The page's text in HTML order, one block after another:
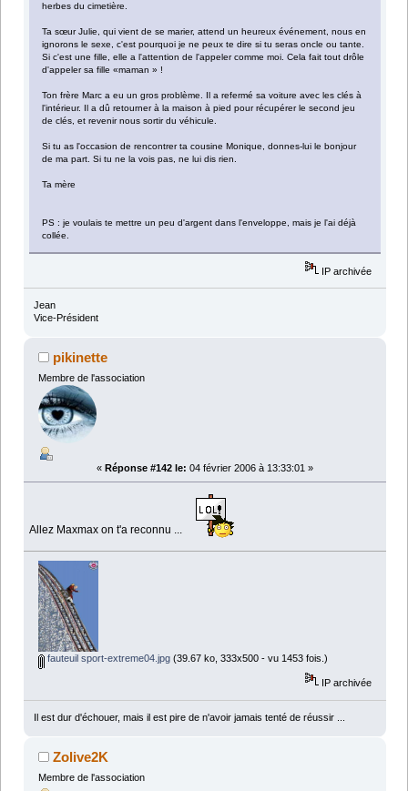
herbes du cimetière.
Ta sœur Julie, qui vient de se marier, attend un heureux événement, nous en
ignorons le sexe, c'est pourquoi je ne peux te dire si tu seras oncle ou tante.
Si c'est une fille, elle a l'attention de l'appeler comme moi. Cela fait tout drôle
d'appeler sa fille «maman » !
Ton frère Marc a eu un gros problème. Il a refermé sa voiture avec les clés à
l'intérieur. Il a dû retourner à la maison à pied pour récupérer le second jeu
de clés, et revenir nous sortir du véhicule.
Si tu as l'occasion de rencontrer ta cousine Monique, donnes-lui le bonjour
de ma part. Si tu ne la vois pas, ne lui dis rien.
Ta mère
PS : je voulais te mettre un peu d'argent dans l'enveloppe, mais je l'ai déjà
collée.
IP archivée
Jean
Vice-Président
pikinette
Membre de l'association
« Réponse #142 le: 04 février 2006 à 13:33:01 »
Allez Maxmax on t'a reconnu ...
fauteuil sport-extreme04.jpg(39.67 ko, 333x500 - vu 1453 fois.)
IP archivée
Il est dur d'échouer, mais il est pire de n'avoir jamais tenté de réussir ...
Zolive2K
Membre de l'association